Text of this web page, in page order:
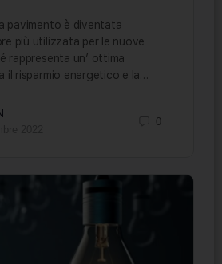
a pavimento è diventata
più utilizzata per le nuove
rappresenta un’ ottima
il risparmio energetico e la…
0